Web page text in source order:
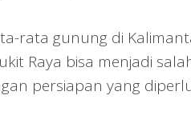
rata gunung di
Raya bisa menjadi
persiapan yang